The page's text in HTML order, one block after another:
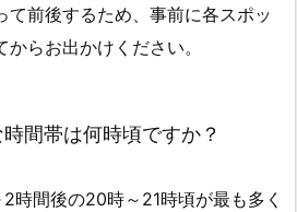
て前後するため、事前に各スポッ
らお出かけください。
間帯は何時頃ですか？
時間後の20時～21時頃が最も多く